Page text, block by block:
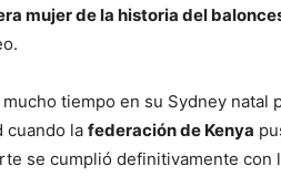
mujer de la historia del
tiempo en su Sydney natal
cuando la federación de Kenya
se cumplió definitivamente con